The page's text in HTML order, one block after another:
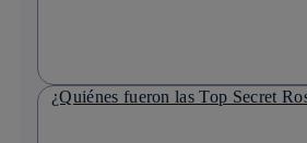
¿Quiénes fueron las Top Secret